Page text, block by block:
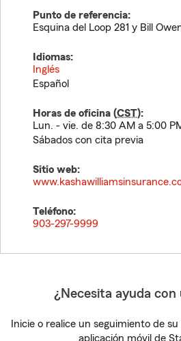
Punto de referencia:
Esquina del Loop 281 y Bill
Idiomas:
Inglés
Español
Horas de oficina (CST):
Lun. - vie. de 8:30 AM a 5:00
Sábados con cita previa
Sitio web:
Teléfono:
903-297-9999
¿Necesita ayuda con
Inicie o realice un seguimiento de
aplicación móvil de